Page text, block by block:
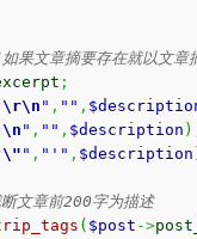
果文章摘要存在就以文章
;
\r\n " , "" ,
\n " , "" , $description )
\" " , "'" , $description
文章前200字为描述
( $post ->